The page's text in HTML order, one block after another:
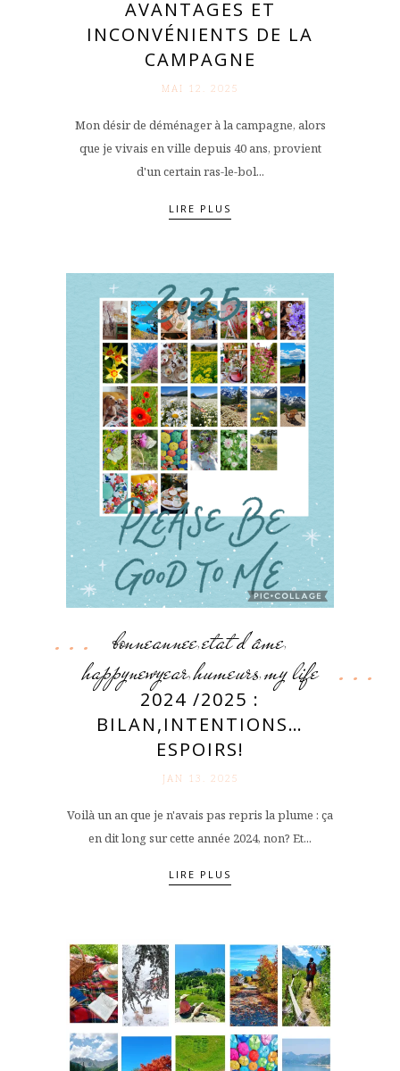
AVANTAGES ET
INCONVÉNIENTS DE LA
CAMPAGNE
MAI 12. 2025
Mon désir de déménager à la campagne, alors
que je vivais en ville depuis 40 ans, provient
d'un certain ras-le-bol...
LIRE PLUS
bonneannee,etat d'âme,
happynewyear,humeurs, my life
2024 /2025 :
BILAN,INTENTIONS…
ESPOIRS!
JAN 13. 2025
Voilà un an que je n'avais pas repris la plume : ça
en dit long sur cette année 2024, non? Et...
LIRE PLUS